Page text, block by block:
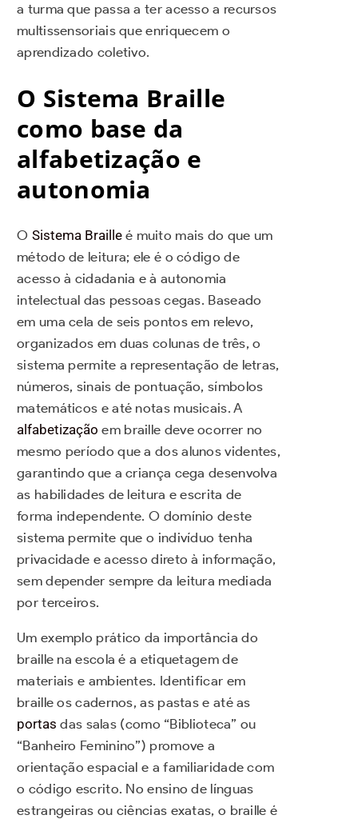
a turma que passa a ter acesso a recursos
multissensoriais que enriquecem o
aprendizado coletivo.
O Sistema Braille
como base da
alfabetização e
autonomia
O Sistema Brailleé muito mais do que um
método de leitura; ele é o código de
acesso à cidadania e à autonomia
intelectual das pessoas cegas. Baseado
em uma cela de seis pontos em relevo,
organizados em duas colunas de três, o
sistema permite a representação de letras,
números, sinais de pontuação, símbolos
matemáticos e até notas musicais. A
alfabetização em braille deve ocorrer no
mesmo período que a dos alunos videntes,
garantindo que a criança cega desenvolva
as habilidades de leitura e escrita de
forma independente. O domínio deste
sistema permite que o indivíduo tenha
privacidade e acesso direto à informação,
sem depender sempre da leitura mediada
por terceiros.
Um exemplo prático da importância do
braille na escola é a etiquetagem de
materiais e ambientes. Identificar em
braille os cadernos, as pastas e até as
portas das salas (como “Biblioteca” ou
“Banheiro Feminino”) promove a
orientação espacial e a familiaridade com
o código escrito. No ensino de línguas
estrangeiras ou ciências exatas, o braille é